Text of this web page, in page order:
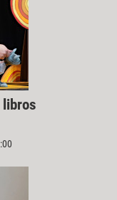
libros